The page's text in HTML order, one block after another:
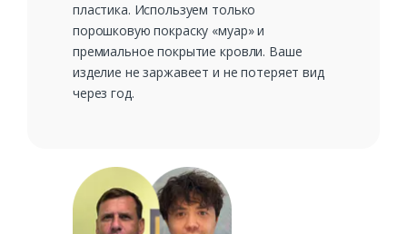
пластика. Используем только
порошковую покраску «муар» и
премиальное покрытие кровли. Ваше
изделие не заржавеет и не потеряет вид
через год.